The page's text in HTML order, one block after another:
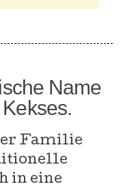
Name
Familie
in eine